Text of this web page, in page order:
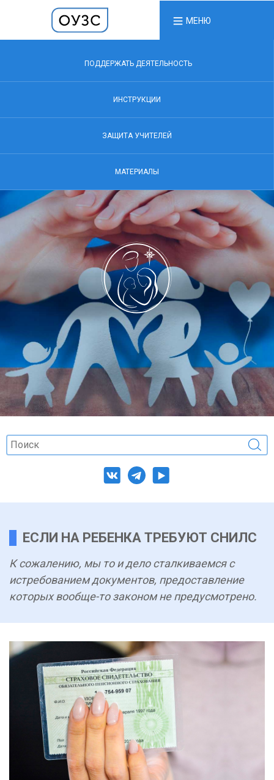
МЕНЮ
ПОДДЕРЖАТЬ ДЕЯТЕЛЬНОСТЬ
ИНСТРУКЦИИ
ЗАЩИТА УЧИТЕЛЕЙ
МАТЕРИАЛЫ
ЕСЛИ НА РЕБЕНКА ТРЕБУЮТ СНИЛС
К сожалению, мы то и дело сталкиваемся с
истребованием документов, предоставление
которых вообще-то законом не предусмотрено.